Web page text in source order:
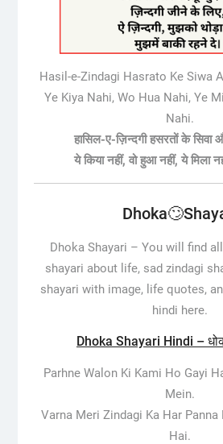
Hasil-e-Zindagi Hasrato Ke Siwa
Ye Kiya Nahi, Wo Hua Nahi, Ye
Nahi.
हासिल-ए-ज़िन्दगी हसरतों के सिवा
ये किया नहीं, वो हुआ नहीं, ये मिला
Dhoka Shayari –You will find
shayari about life, sad zindagi
shayari with image, life quotes,
hindi here.
Dhoka Shayari Hindi –
Parhne Walon Ki Kami Ho Gayi
Mein.
Varna Meri Zindagi Ka Har
Hai.